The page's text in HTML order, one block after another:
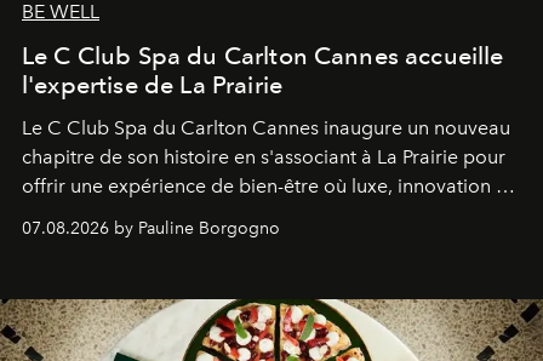
BE WELL
Le C Club Spa du Carlton Cannes accueille
l'expertise de La Prairie
Le C Club Spa du Carlton Cannes inaugure un nouveau
chapitre de son histoire en s'associant à La Prairie pour
offrir une expérience de bien-être où luxe, innovation et
07.08.2026 by Pauline Borgogno